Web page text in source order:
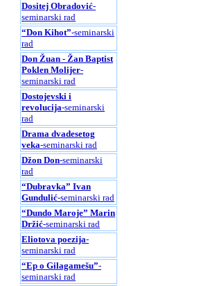
Dositej Obradović-
seminarski rad
“Don Kihot”-seminarski
rad
Don Žuan - Žan Baptist
Poklen Molijer-
seminarski rad
Dostojevski i
revolucija-seminarski
rad
Drama dvadesetog
veka-seminarski rad
Džon Don-seminarski
rad
“Dubravka” Ivan
Gundulić-seminarski rad
“Dundo Maroje” Marin
Držić-seminarski rad
Eliotova poezija-
seminarski rad
“Ep o Gilagamešu”-
seminarski rad